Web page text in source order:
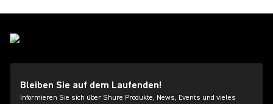
Bleiben Sie auf dem Laufenden!
Informieren Sie sich über Shure Produkte, News, Events und vieles